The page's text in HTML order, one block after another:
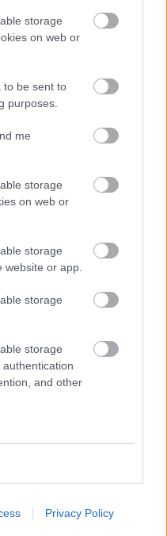
storage
on web or
to be sent to
purposes.
me
storage
on web or
storage
website or app.
storage
storage
and other
Privacy Policy
i fesztiválon
alapján készült
részt a
Szabó István
as meghívása
sajtótájékoztatóján2011-